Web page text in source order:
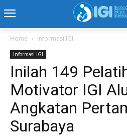
Home Informasi IGI
Informasi IGI
Inilah 149
Motivator IGI
Angkatan
Surabaya